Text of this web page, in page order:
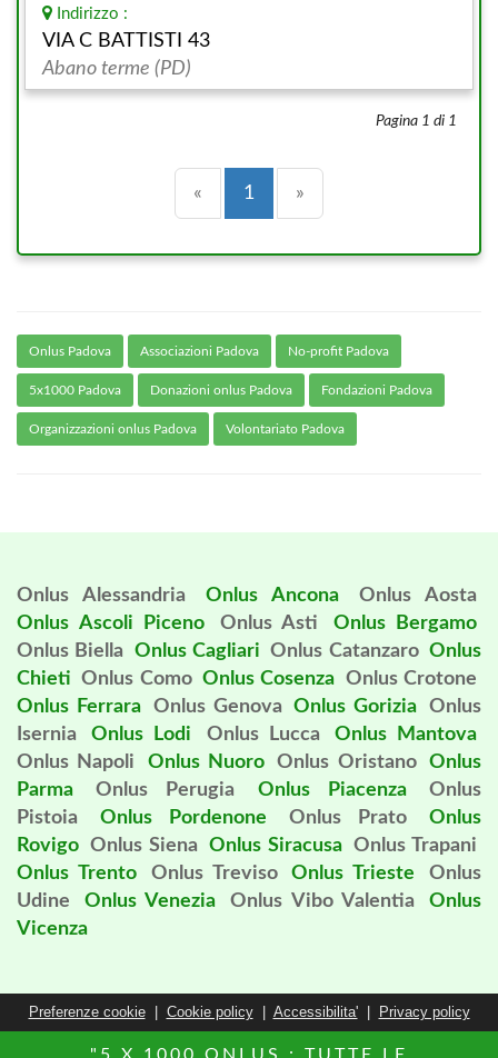
Indirizzo :
VIA C BATTISTI 43
Abano terme (PD)
Pagina 1 di 1
« Precedente
1 (current)
»
Onlus Padova Associazioni Padova No-profit Padova
5x1000 Padova Donazioni onlus Padova Fondazioni Padova
Organizzazioni onlus Padova Volontariato Padova
Onlus Alessandria Onlus Ancona
Onlus Aosta
Onlus Ascoli Piceno
Onlus Asti
Onlus Bergamo
Onlus Biella
Onlus Cagliari Onlus Catanzaro Onlus
Chieti Onlus Como Onlus Cosenza Onlus Crotone
Onlus Ferrara
Onlus Genova Onlus Gorizia
Onlus
Isernia
Onlus Lodi Onlus Lucca
Onlus Mantova
Onlus Napoli
Onlus Nuoro Onlus Oristano
Onlus
Parma
Onlus Perugia Onlus Piacenza
Onlus
Pistoia
Onlus Pordenone Onlus Prato
Onlus
Rovigo Onlus Siena Onlus Siracusa Onlus Trapani
Onlus Trento
Onlus Treviso Onlus Trieste
Onlus
Udine
Onlus Venezia Onlus Vibo Valentia
Onlus
Vicenza
Preferenze cookie| Cookie policy| Accessibilita'| Privacy policy